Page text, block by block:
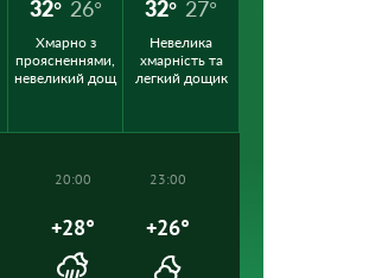
32° 26°
Хмарно з
проясненнями,
невеликий дощ
32° 27°
Невелика
хмарність та
легкий дощик
20:00
+28°
23:00
+26°